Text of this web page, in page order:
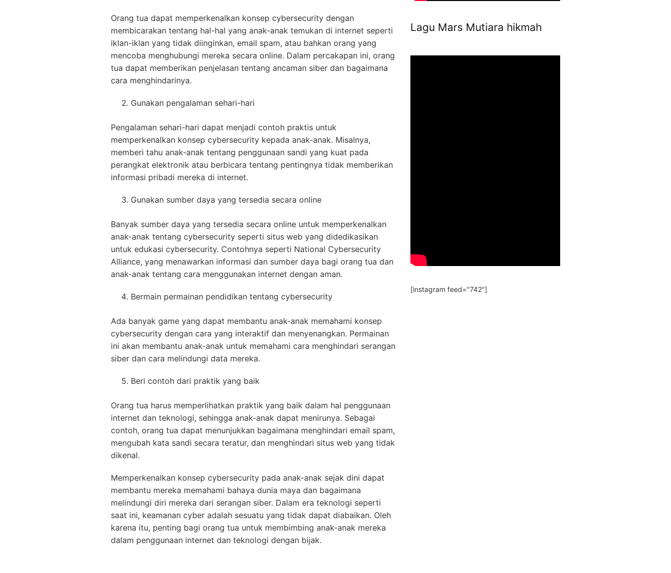
Orang tua dapat memperkenalkan konsep cybersecurity dengan
membicarakan tentang hal-hal yang anak-anak temukan di internet seperti
iklan-iklan yang tidak diinginkan, email spam, atau bahkan orang yang
mencoba menghubungi mereka secara online. Dalam percakapan ini, orang
tua dapat memberikan penjelasan tentang ancaman siber dan bagaimana
cara menghindarinya.
Gunakan pengalaman sehari-hari
Pengalaman sehari-hari dapat menjadi contoh praktis untuk
memperkenalkan konsep cybersecurity kepada anak-anak. Misalnya,
memberi tahu anak-anak tentang penggunaan sandi yang kuat pada
perangkat elektronik atau berbicara tentang pentingnya tidak memberikan
informasi pribadi mereka di internet.
Gunakan sumber daya yang tersedia secara online
Banyak sumber daya yang tersedia secara online untuk memperkenalkan
anak-anak tentang cybersecurity seperti situs web yang didedikasikan
untuk edukasi cybersecurity. Contohnya seperti National Cybersecurity
Alliance, yang menawarkan informasi dan sumber daya bagi orang tua dan
anak-anak tentang cara menggunakan internet dengan aman.
Bermain permainan pendidikan tentang cybersecurity
Ada banyak game yang dapat membantu anak-anak memahami konsep
cybersecurity dengan cara yang interaktif dan menyenangkan. Permainan
ini akan membantu anak-anak untuk memahami cara menghindari serangan
siber dan cara melindungi data mereka.
Beri contoh dari praktik yang baik
Orang tua harus memperlihatkan praktik yang baik dalam hal penggunaan
internet dan teknologi, sehingga anak-anak dapat menirunya. Sebagai
contoh, orang tua dapat menunjukkan bagaimana menghindari email spam,
mengubah kata sandi secara teratur, dan menghindari situs web yang tidak
dikenal.
Memperkenalkan konsep cybersecurity pada anak-anak sejak dini dapat
membantu mereka memahami bahaya dunia maya dan bagaimana
melindungi diri mereka dari serangan siber. Dalam era teknologi seperti
saat ini, keamanan cyber adalah sesuatu yang tidak dapat diabaikan. Oleh
karena itu, penting bagi orang tua untuk membimbing anak-anak mereka
dalam penggunaan internet dan teknologi dengan bijak.
Lagu Mars Mutiara hikmah
[instagram feed="742"]